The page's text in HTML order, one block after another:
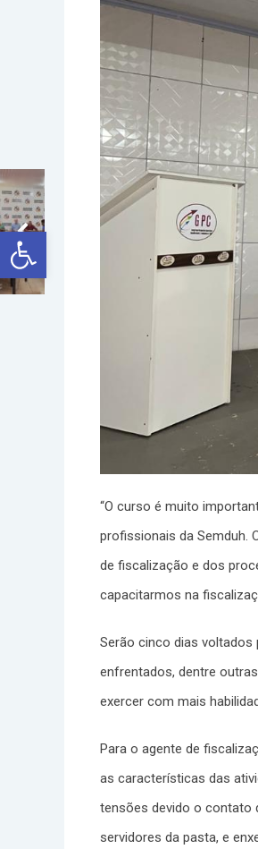
Abrir a barra de ferramentas
“O curso é muito
profissionais da Semduh.
de fiscalização e dos
capacitarmos na
Serão cinco dias voltados
enfrentados, dentre
exercer com mais
Para o agente de
as características das
tensões devido o contato
servidores da pasta, e